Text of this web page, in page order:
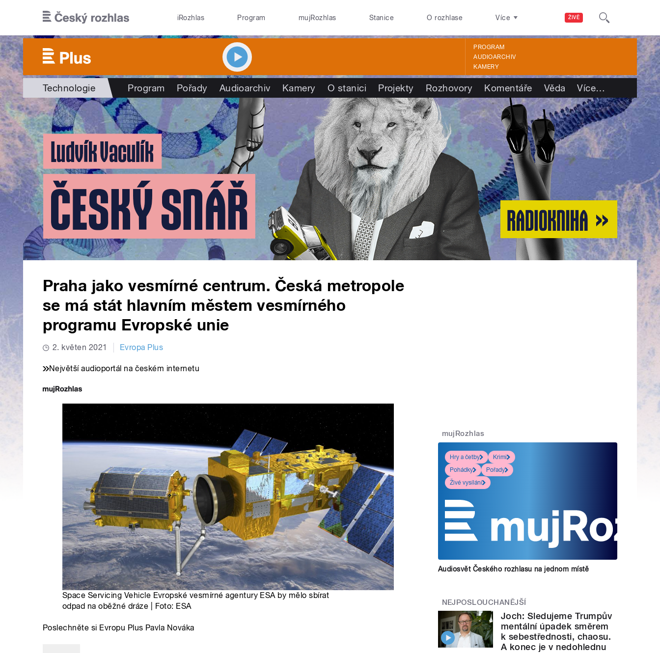
ŽIVĚ
iRozhlas Program mujRozhlas Stanice O rozhlase Více
PROGRAM
AUDIOARCHIV
KAMERY
Technologie Program Pořady Audioarchiv Kamery O stanici Projekty Rozhovory Komentáře Věda Více…
Praha jako vesmírné centrum. Česká metropole
se má stát hlavním městem vesmírného
programu Evropské unie
2. květen 2021 Evropa Plus
Největší audioportál na českém internetu
Space Servicing Vehicle Evropské vesmírné agentury ESA by mělo sbírat
odpad na oběžné dráze | Foto: ESA
Poslechněte si Evropu Plus Pavla Nováka
mujRozhlas
Hry a četby
Krimi
Pohádky
Pořady
Živé vysílání
Audiosvět Českého rozhlasu na jednom místě
NEJPOSLOUCHANĚJŠÍ
Joch: Sledujeme Trumpův
mentální úpadek směrem
k sebestřednosti, chaosu.
A konec je v nedohlednu